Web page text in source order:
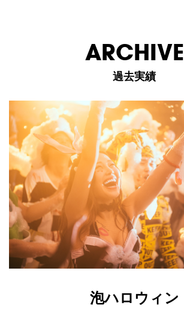
ARCHIVE
過去実績
泡ハロウィン